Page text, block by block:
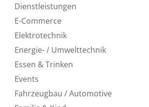
Dienstleistungen
E-Commerce
Elektrotechnik
Energie- / Umwelttechnik
Essen & Trinken
Events
Fahrzeugbau / Automotive